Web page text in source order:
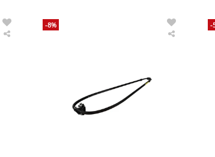
-8% -